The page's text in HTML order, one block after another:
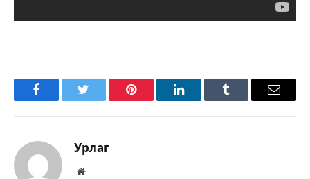
FacebookTwitter Pinterest LinkedInTumblr Имэйл
Урлаг
Вэбсайт